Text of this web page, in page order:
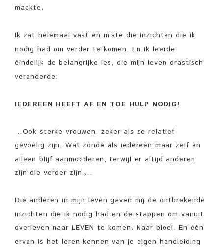
maakte.
Ik zat helemaal vast en miste die inzichten die ik
nodig had om verder te komen. En ik leerde
éindelijk de belangrijke les, die mijn leven drastisch
veranderde:
IEDEREEN HEEFT AF EN TOE HULP NODIG!
…Ook sterke vrouwen, zeker als ze relatief
gevoelig zijn. Wat zonde als iedereen maar zelf en
alleen blijf aanmodderen, terwijl er altijd anderen
zijn die verder zijn….
Die anderen in mijn leven gaven mij de ontbrekende
inzichten die ik nodig had en de stappen om vanuit
overleven naar LEVEN te komen. Naar bloei. En één
ervan is het leren kennen van je eigen handleiding